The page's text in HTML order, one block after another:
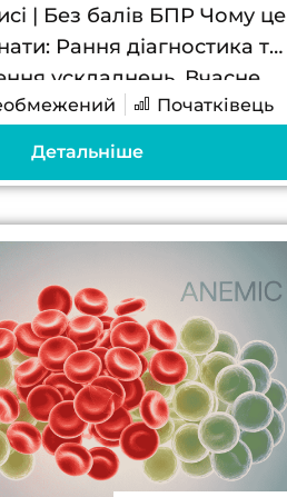
| Без балів БПР Чому це
Рання діагностика та
ускладнень. Вчасне
та факторів
запобігти
Початківець
Детальніше